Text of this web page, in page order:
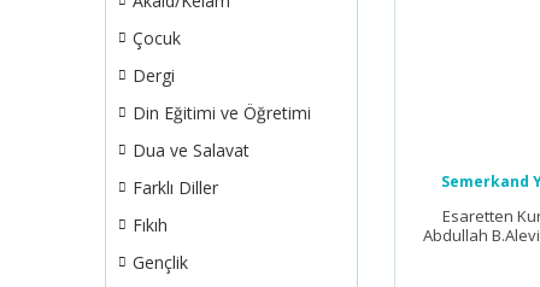
Çocuk
Dergi
Din Eğitimi ve Öğretimi
Dua ve Salavat
Farklı Diller
Fıkıh
Gençlik
Semerkand
Esaretten
Abdullah